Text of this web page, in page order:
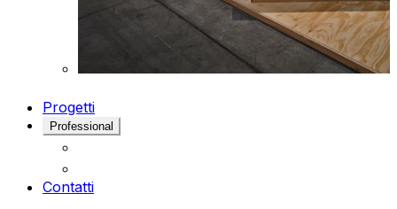
Progetti
Professional
Contatti